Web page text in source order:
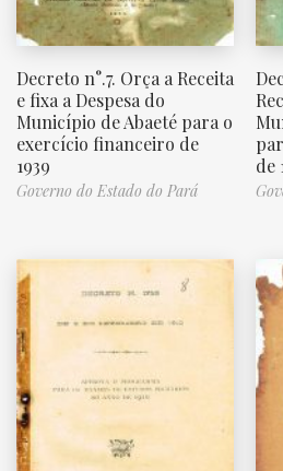
Decreto n°.7. Orça a Receita
e fixa a Despesa do
Município de Abaeté para o
exercício financeiro de
1939
Governo do Estado do Pará
de